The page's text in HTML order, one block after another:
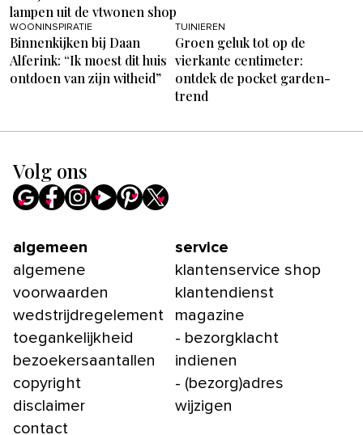
lampen uit de vtwonen shop
WOONINSPIRATIE
Binnenkijken bij Daan
Alferink: “Ik moest dit huis
ontdoen van zijn witheid”
TUINIEREN
Groen geluk tot op de
vierkante centimeter:
ontdek de pocket garden-
trend
Volg ons
algemeen
algemene
voorwaarden
wedstrijdregelement
toegankelijkheid
bezoekersaantallen
copyright
disclaimer
contact
service
klantenservice shop
klantendienst
magazine
- bezorgklacht
indienen
- (bezorg)adres
wijzigen